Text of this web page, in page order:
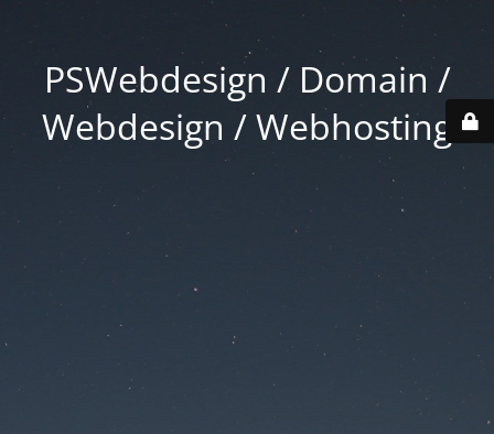
PSWebdesign / Domain /
Webdesign / Webhosting